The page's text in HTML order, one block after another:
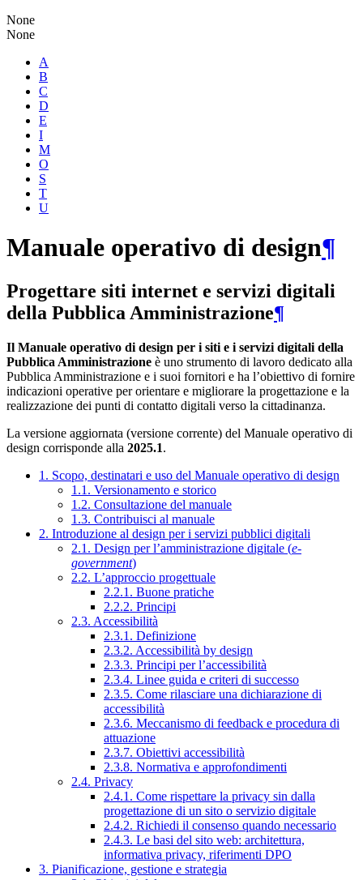
None
None
A
B
C
D
E
I
M
O
S
T
U
Manuale operativo di design¶
Progettare siti internet e servizi digitali
della Pubblica Amministrazione¶
Il Manuale operativo di design per i siti e i servizi digitali della
Pubblica Amministrazione è uno strumento di lavoro dedicato alla
Pubblica Amministrazione e i suoi fornitori e ha l’obiettivo di fornire
indicazioni operative per orientare e migliorare la progettazione e la
realizzazione dei punti di contatto digitali verso la cittadinanza.
La versione aggiornata (versione corrente) del Manuale operativo di
design corrisponde alla 2025.1.
1. Scopo, destinatari e uso del Manuale operativo di design
1.1. Versionamento e storico
1.2. Consultazione del manuale
1.3. Contribuisci al manuale
2. Introduzione al design per i servizi pubblici digitali
2.1. Design per l’amministrazione digitale (e-
government)
2.2. L’approccio progettuale
2.2.1. Buone pratiche
2.2.2. Principi
2.3. Accessibilità
2.3.1. Definizione
2.3.2. Accessibilità by design
2.3.3. Principi per l’accessibilità
2.3.4. Linee guida e criteri di successo
2.3.5. Come rilasciare una dichiarazione di
accessibilità
2.3.6. Meccanismo di feedback e procedura di
attuazione
2.3.7. Obiettivi accessibilità
2.3.8. Normativa e approfondimenti
2.4. Privacy
2.4.1. Come rispettare la privacy sin dalla
progettazione di un sito o servizio digitale
2.4.2. Richiedi il consenso quando necessario
2.4.3. Le basi del sito web: architettura,
informativa privacy, riferimenti DPO
3. Pianificazione, gestione e strategia